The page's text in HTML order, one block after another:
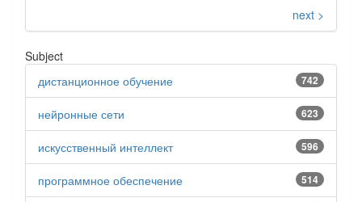
next >
Subject
742
дистанционное обучение
623
нейронные сети
596
искусственный интеллект
514
программное обеспечение